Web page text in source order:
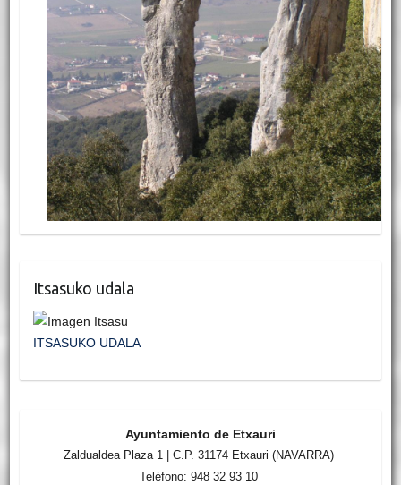
Itsasuko udala
ITSASUKO UDALA
Ayuntamiento de Etxauri
Zaldualdea Plaza 1 | C.P. 31174 Etxauri (NAVARRA)
Teléfono: 948 32 93 10